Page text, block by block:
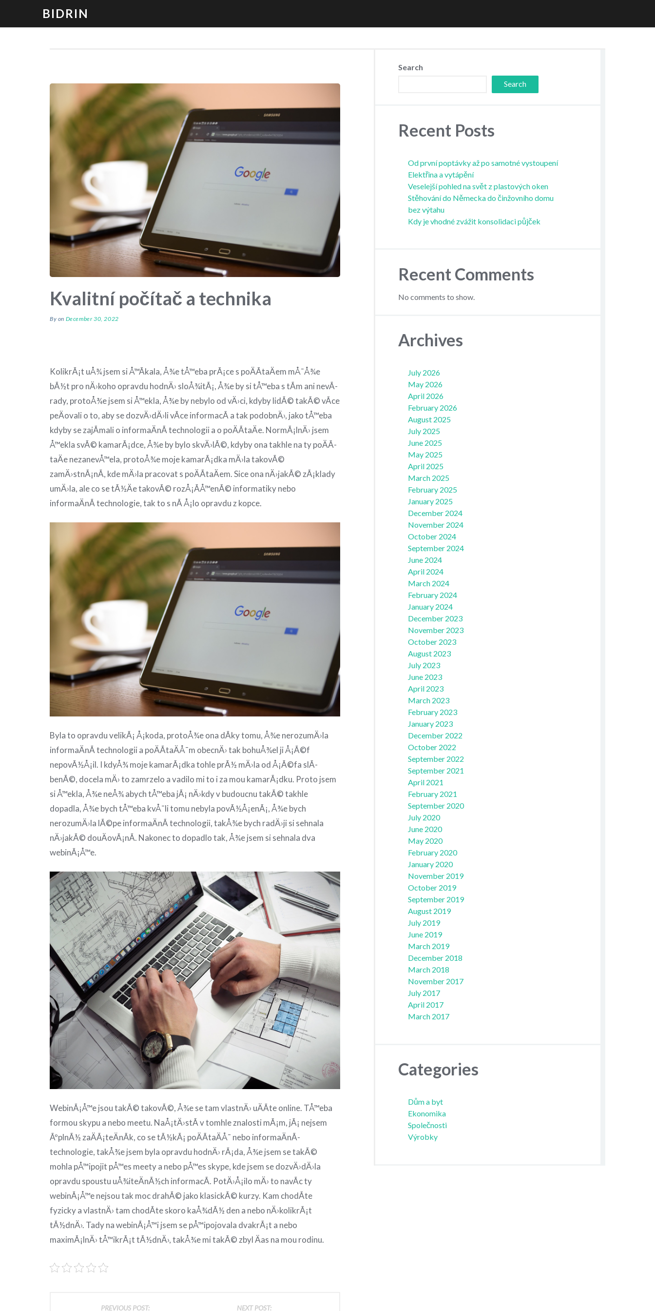
BIDRIN
Kvalitní počítač a technika
By on December 30, 2022
KolikrÃ¡t uÅ¾ jsem si Å™Ã­kala, Å¾e tÅ™eba prÃ¡ce s poÄÃ­taÄem mÅ¯Å¾e
bÃ½t pro nÄ›koho opravdu hodnÄ› sloÅ¾itÃ¡, Å¾e by si tÅ™eba s tÃ­m ani nevÃ­
rady, protoÅ¾e jsem si Å™ekla, Å¾e by nebylo od vÄ›ci, kdyby lidÃ© takÃ© vÃ­ce
peÄovali o to, aby se dozvÄ›dÄ›li vÃ­ce informacÃ­ a tak podobnÄ›, jako tÅ™eba
kdyby se zajÃ­mali o informaÄnÃ­ technologii a o poÄÃ­taÄe. NormÃ¡lnÄ› jsem
Å™ekla svÃ© kamarÃ¡dce, Å¾e by bylo skvÄ›lÃ©, kdyby ona takhle na ty poÄÃ­
taÄe nezanevÅ™ela, protoÅ¾e moje kamarÃ¡dka mÄ›la takovÃ©
zamÄ›stnÃ¡nÃ­, kde mÄ›la pracovat s poÄÃ­taÄem. Sice ona nÄ›jakÃ© zÃ¡klady
umÄ›la, ale co se tÃ½Äe takovÃ© rozÅ¡Ã­Å™enÃ© informatiky nebo
informaÄnÃ­ technologie, tak to s nÃ­ Å¡lo opravdu z kopce.
Byla to opravdu velikÃ¡ Å¡koda, protoÅ¾e ona dÃ­ky tomu, Å¾e nerozumÄ›la
informaÄnÃ­ technologii a poÄÃ­taÄÅ¯m obecnÄ› tak bohuÅ¾el ji Å¡Ã©f
nepovÃ½Å¡il. I kdyÅ¾ moje kamarÃ¡dka tohle prÃ½ mÄ›la od Å¡Ã©fa slÃ­
benÃ©, docela mÄ› to zamrzelo a vadilo mi to i za mou kamarÃ¡dku. Proto jsem
si Å™ekla, Å¾e neÅ¾ abych tÅ™eba jÃ¡ nÄ›kdy v budoucnu takÃ© takhle
dopadla, Å¾e bych tÅ™eba kvÅ¯li tomu nebyla povÃ½Å¡enÃ¡, Å¾e bych
nerozumÄ›la lÃ©pe informaÄnÃ­ technologii, takÅ¾e bych radÄ›ji si sehnala
nÄ›jakÃ© douÄovÃ¡nÃ­. Nakonec to dopadlo tak, Å¾e jsem si sehnala dva
webinÃ¡Å™e.
WebinÃ¡Å™e jsou takÃ© takovÃ©, Å¾e se tam vlastnÄ› uÄÃ­te online. TÅ™eba
formou skypu a nebo meetu. NaÅ¡tÄ›stÃ­ v tomhle znalosti mÃ¡m, jÃ¡ nejsem
ÃºplnÃ½ zaÄÃ¡teÄnÃ­k, co se tÃ½kÃ¡ poÄÃ­taÄÅ¯ nebo informaÄnÃ­
technologie, takÅ¾e jsem byla opravdu hodnÄ› rÃ¡da, Å¾e jsem se takÃ©
mohla pÅ™ipojit pÅ™es meety a nebo pÅ™es skype, kde jsem se dozvÄ›dÄ›la
opravdu spoustu uÅ¾iteÄnÃ½ch informacÃ­. PotÄ›Å¡ilo mÄ› to navÃ­c ty
webinÃ¡Å™e nejsou tak moc drahÃ© jako klasickÃ© kurzy. Kam chodÃ­te
fyzicky a vlastnÄ› tam chodÃ­te skoro kaÅ¾dÃ½ den a nebo nÄ›kolikrÃ¡t
tÃ½dnÄ›. Tady na webinÃ¡Å™i jsem se pÅ™ipojovala dvakrÃ¡t a nebo
maximÃ¡lnÄ› tÅ™ikrÃ¡t tÃ½dnÄ›, takÅ¾e mi takÃ© zbyl Äas na mou rodinu.
PREVIOUS POST: NEXT POST:
Search
Search
Recent Posts
Od první poptávky až po samotné vystoupení
Elektřina a vytápění
Veselejší pohled na svět z plastových oken
Stěhování do Německa do činžovního domu
bez výtahu
Kdy je vhodné zvážit konsolidaci půjček
Recent Comments
No comments to show.
Archives
July 2026
May 2026
April 2026
February 2026
August 2025
July 2025
June 2025
May 2025
April 2025
March 2025
February 2025
January 2025
December 2024
November 2024
October 2024
September 2024
June 2024
April 2024
March 2024
February 2024
January 2024
December 2023
November 2023
October 2023
August 2023
July 2023
June 2023
April 2023
March 2023
February 2023
January 2023
December 2022
October 2022
September 2022
September 2021
April 2021
February 2021
September 2020
July 2020
June 2020
May 2020
February 2020
January 2020
November 2019
October 2019
September 2019
August 2019
July 2019
June 2019
March 2019
December 2018
March 2018
November 2017
July 2017
April 2017
March 2017
Categories
Dům a byt
Ekonomika
Společnosti
Výrobky